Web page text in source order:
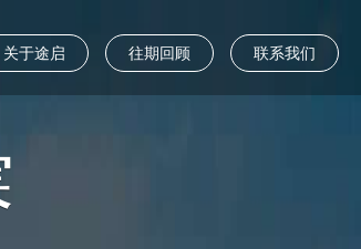
关于途启 往期回顾 联系我们